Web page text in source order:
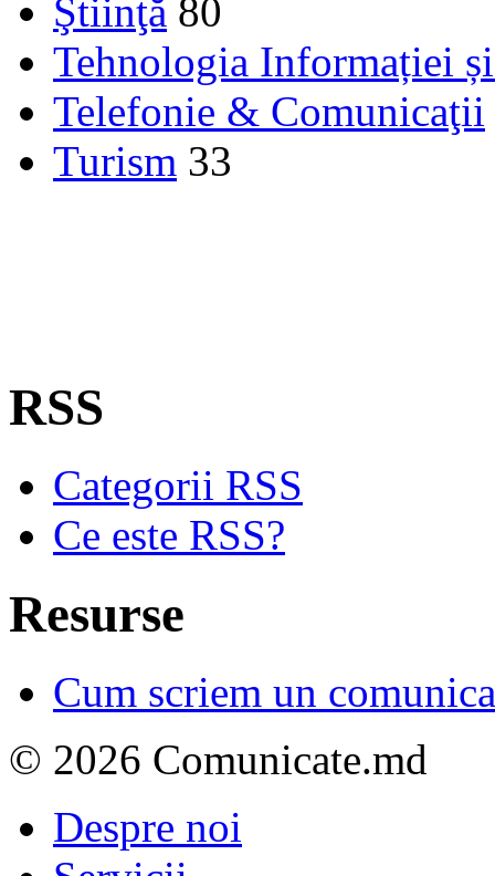
Ştiinţă 80
Tehnologia Informației
Telefonie & Comunicaţii
Turism 33
RSS
Categorii RSS
Ce este RSS?
Resurse
Cum scriem un
© 2026 Comunicate.md
Despre noi